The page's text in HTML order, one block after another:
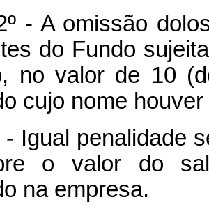
omissão dolosa
do Fundo
no valor de 10
cujo nome
penalidade
o valor do
na empresa.